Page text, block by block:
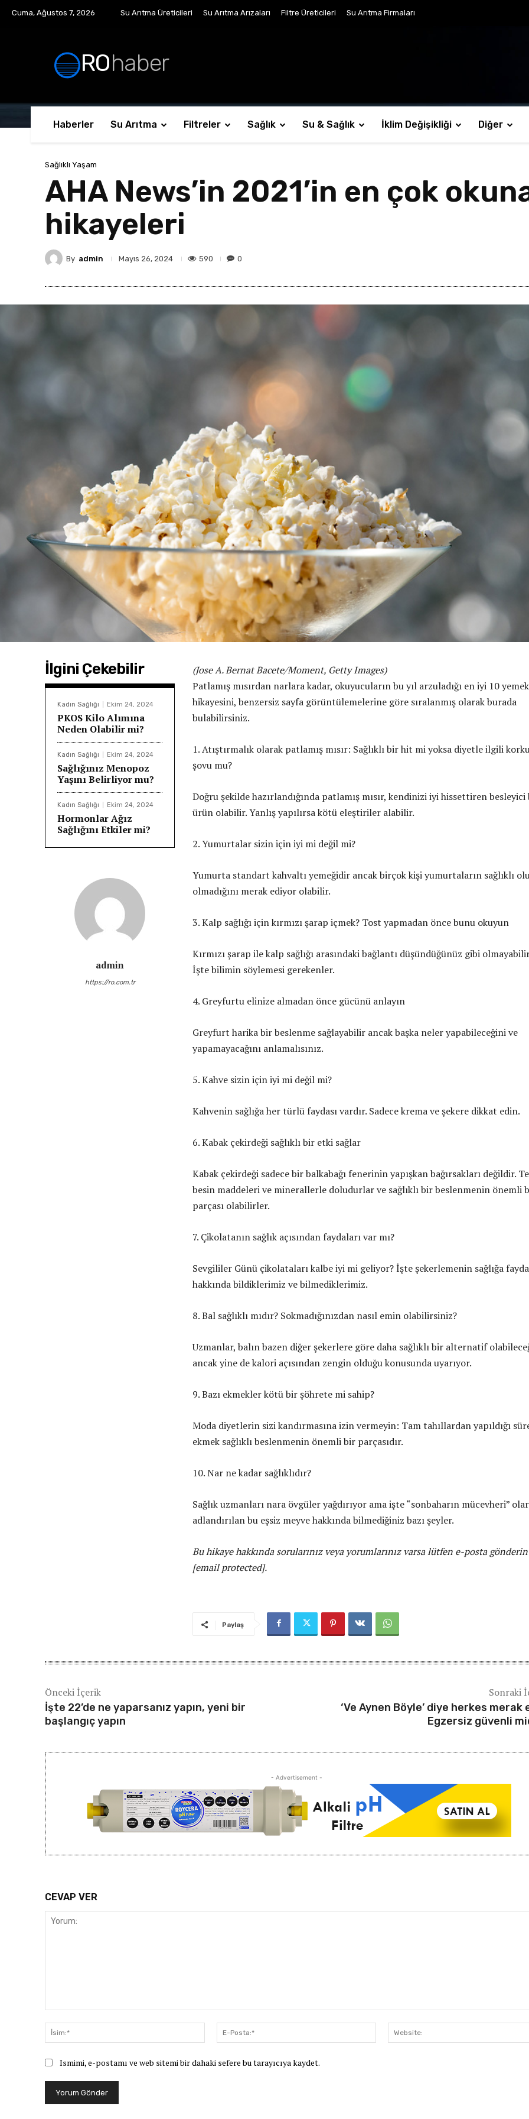
Cuma, Ağustos 7, 2026 Su Arıtma Üreticileri Su Arıtma Arızaları Filtre Üreticileri Su Arıtma Firmaları
ROhaber
Haberler Su Arıtma Filtreler Sağlık Su & Sağlık İklim Değişikliği Diğer
Sağlıklı Yaşam
AHA News’in 2021’in en çok
hikayeleri
By admin Mayıs 26, 2024 590 0
İlgini Çekebilir
Kadın Sağlığı Ekim 24, 2024
PKOS Kilo Alımına
Neden Olabilir mi?
Kadın Sağlığı Ekim 24, 2024
Sağlığınız Menopoz
Yaşını Belirliyor mu?
Kadın Sağlığı Ekim 24, 2024
Hormonlar Ağız
Sağlığını Etkiler mi?
admin
https://ro.com.tr
(Jose A. Bernat Bacete/Moment, Getty Images)
Patlamış mısırdan narlara kadar, okuyucuların bu yıl arzuladığı en iyi 10 yemek
hikayesini, benzersiz sayfa görüntülemelerine göre sıralanmış olarak burada
bulabilirsiniz.
1. Atıştırmalık olarak patlamış mısır: Sağlıklı bir hit mi yoksa diyetle ilgili
şovu mu?
Doğru şekilde hazırlandığında patlamış mısır, kendinizi iyi hissettiren
ürün olabilir. Yanlış yapılırsa kötü eleştiriler alabilir.
2. Yumurtalar sizin için iyi mi değil mi?
Yumurta standart kahvaltı yemeğidir ancak birçok kişi yumurtaların sağlıklı
olmadığını merak ediyor olabilir.
3. Kalp sağlığı için kırmızı şarap içmek? Tost yapmadan önce bunu okuyun
Kırmızı şarap ile kalp sağlığı arasındaki bağlantı düşündüğünüz gibi
İşte bilimin söylemesi gerekenler.
4. Greyfurtu elinize almadan önce gücünü anlayın
Greyfurt harika bir beslenme sağlayabilir ancak başka neler yapabileceğini ve
yapamayacağını anlamalısınız.
5. Kahve sizin için iyi mi değil mi?
Kahvenin sağlığa her türlü faydası vardır. Sadece krema ve şekere dikkat edin.
6. Kabak çekirdeği sağlıklı bir etki sağlar
Kabak çekirdeği sadece bir balkabağı fenerinin yapışkan bağırsakları değildir.
besin maddeleri ve minerallerle doludurlar ve sağlıklı bir beslenmenin önemli
parçası olabilirler.
7. Çikolatanın sağlık açısından faydaları var mı?
Sevgililer Günü çikolataları kalbe iyi mi geliyor? İşte şekerlemenin sağlığa
hakkında bildiklerimiz ve bilmediklerimiz.
8. Bal sağlıklı mıdır? Sokmadığınızdan nasıl emin olabilirsiniz?
Uzmanlar, balın bazen diğer şekerlere göre daha sağlıklı bir alternatif
ancak yine de kalori açısından zengin olduğu konusunda uyarıyor.
9. Bazı ekmekler kötü bir şöhrete mi sahip?
Moda diyetlerin sizi kandırmasına izin vermeyin: Tam tahıllardan yapıldığı
ekmek sağlıklı beslenmenin önemli bir parçasıdır.
10. Nar ne kadar sağlıklıdır?
Sağlık uzmanları nara övgüler yağdırıyor ama işte “sonbaharın mücevheri”
adlandırılan bu eşsiz meyve hakkında bilmediğiniz bazı şeyler.
Bu hikaye hakkında sorularınız veya yorumlarınız varsa lütfen e-posta gönderin
[email protected].
Paylaş
Önceki İçerik
İşte 22’de ne yaparsanız yapın, yeni bir
başlangıç ​​yapın
Sonraki
‘Ve Aynen Böyle’ diye herkes merak
Egzersiz güvenli
- Advertisement -
CEVAP VER
İsim:*
Posta:*
Ismimi, e-postamı ve web sitemi bir dahaki sefere bu tarayıcıya kaydet.